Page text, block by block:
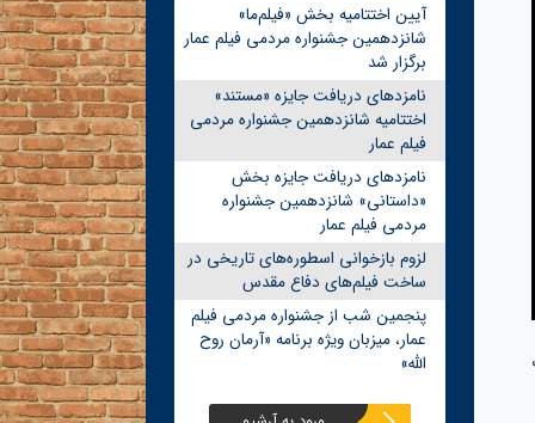
آیین اختتامیه بخش «فیلم‌ما»
شانزدهمین جشنواره مردمی فیلم عمار
برگزار شد
نامزدهای دریافت جایزه «مستند»
اختتامیه شانزدهمین جشنواره مردمی
فیلم عمار
نامزدهای دریافت جایزه بخش
«داستانی» شانزدهمین جشنواره
مردمی فیلم عمار
لزوم بازخوانی اسطوره‌های تاریخی در
ساخت فیلم‌های دفاع مقدس
پنجمین شب از جشنواره مردمی فیلم
عمار، میزبان ویژه برنامه «آرمان روح
الله»